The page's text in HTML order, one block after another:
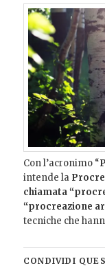
Con l’acronimo “
intende la
chiamata
“procreazione
tecniche che
CONDIVIDI